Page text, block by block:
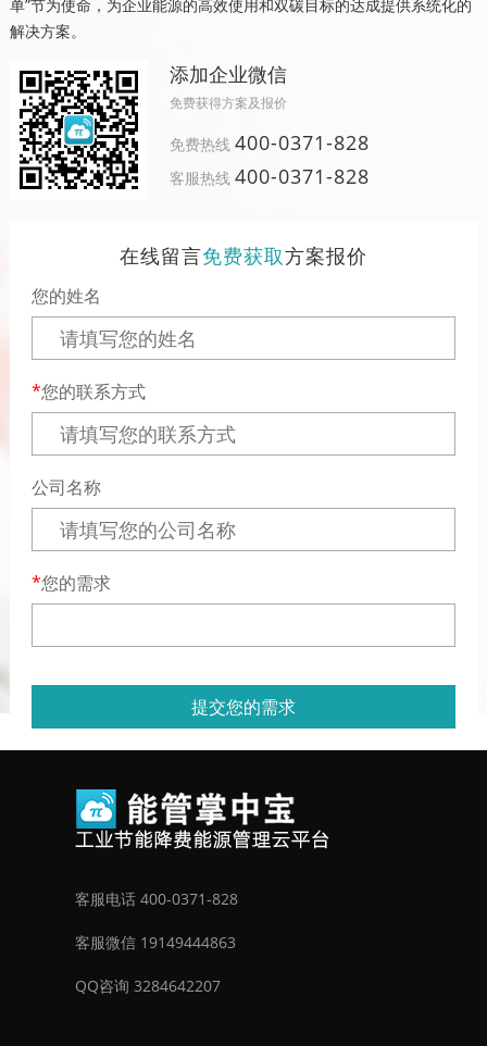
单”节为使命，为企业能源的高效使用和双碳目标的达成提供系统化的
解决方案。
添加企业微信
免费获得方案及报价
免费热线 400-0371-828
客服热线 400-0371-828
在线留言免费获取方案报价
您的姓名
您的联系方式
公司名称
您的需求
提交您的需求
客服电话 400-0371-828
客服微信 19149444863
QQ咨询 3284642207